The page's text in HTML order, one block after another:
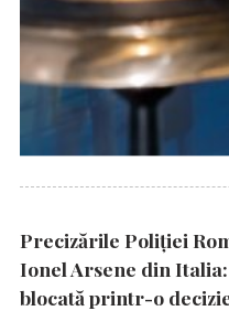
Precizările Poliţiei
Ionel Arsene din
blocată printr-o